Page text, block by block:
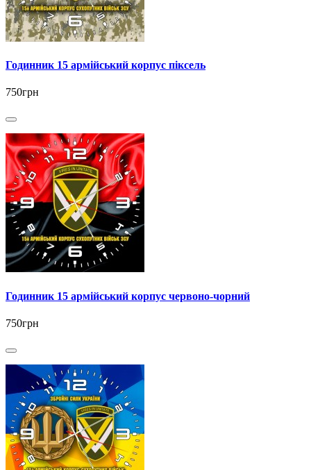
Годинник 15 армійський корпус піксель
750грн
Годинник 15 армійський корпус червоно-чорний
750грн